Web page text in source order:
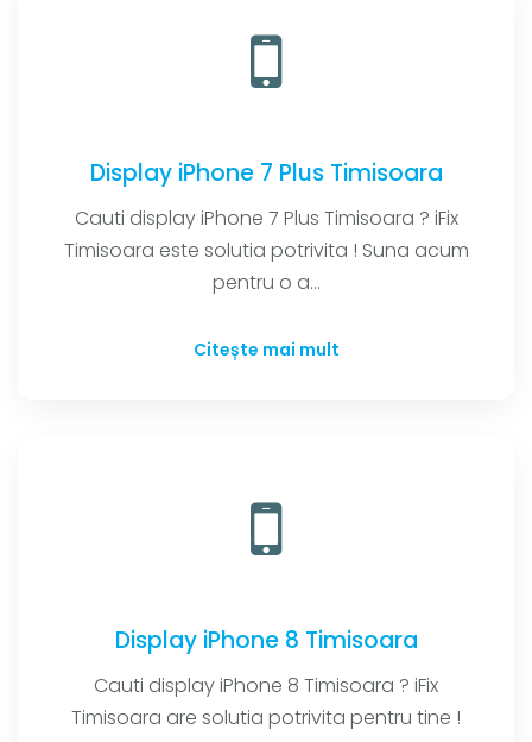
Display iPhone 7 Plus Timisoara
Cauti display iPhone 7 Plus Timisoara ? iFix
Timisoara este solutia potrivita ! Suna acum
pentru o a...
Citește mai mult
Display iPhone 8 Timisoara
Cauti display iPhone 8 Timisoara ? iFix
Timisoara are solutia potrivita pentru tine !